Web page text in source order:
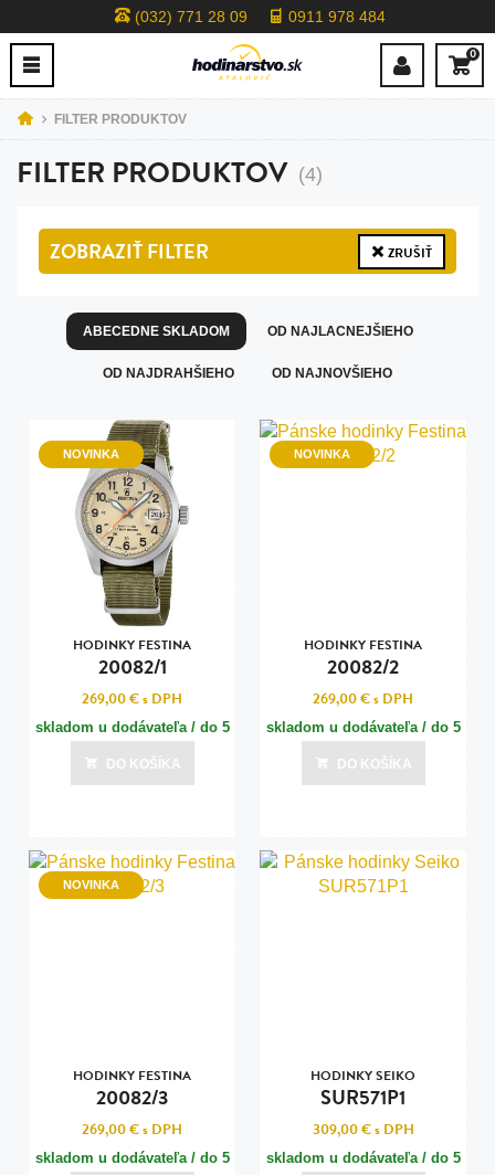
(032) 771 28 09 0911 978 484
0
FILTER PRODUKTOV
FILTER PRODUKTOV (4)
ZOBRAZIŤFILTER ZRUŠIŤ
ABECEDNE SKLADOM OD NAJLACNEJŠIEHO
OD NAJDRAHŠIEHO OD NAJNOVŠIEHO
NOVINKA
HODINKY FESTINA
20082/1
269,00 €s DPH
skladom u dodávateľa / do 5
dní
Posledná aktualizácia dnes o 05:01
DO KOŠÍKA
NOVINKA
HODINKY FESTINA
20082/2
269,00 €s DPH
skladom u dodávateľa / do 5
dní
Posledná aktualizácia dnes o 05:01
DO KOŠÍKA
NOVINKA
HODINKY FESTINA
20082/3
269,00 €s DPH
skladom u dodávateľa / do 5
HODINKY SEIKO
SUR571P1
309,00 €s DPH
skladom u dodávateľa / do 5